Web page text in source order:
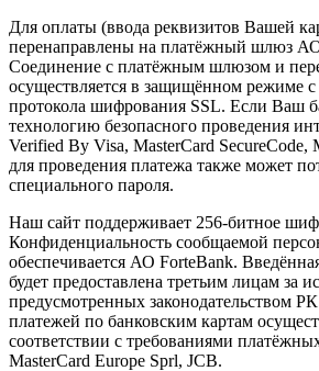
Для оплаты (ввода реквизитов Вашей
перенаправлены на платёжный шлюз
Соединение с платёжным шлюзом и
осуществляется в защищённом режиме
протокола шифрования SSL. Если Ваш
технологию безопасного проведения
Verified By Visa, MasterCard SecureCode,
для проведения платежа также может
специального пароля.
Наш сайт поддерживает 256-битное
Конфиденциальность сообщаемой
обеспечивается АО ForteBank.
будет предоставлена третьим лицам за
предусмотренных законодательством
платежей по банковским картам
соответствии с требованиями
MasterCard Europe Sprl, JCB.